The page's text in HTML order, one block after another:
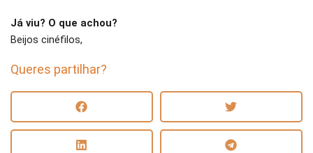
Já viu? O que achou?
Beijos cinéfilos,
Queres partilhar?